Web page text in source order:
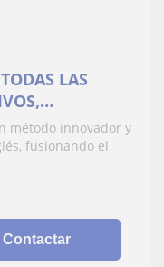
LAS
método innovador y
fusionando el
Contactar